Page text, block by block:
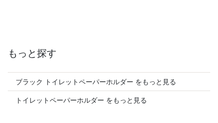
もっと探す
ブラック トイレットペーパーホルダー をもっと見る
トイレットペーパーホルダー をもっと見る